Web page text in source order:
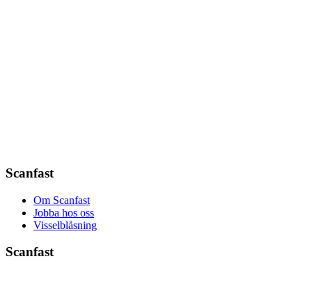
Scanfast
Om Scanfast
Jobba hos oss
Visselblåsning
Scanfast